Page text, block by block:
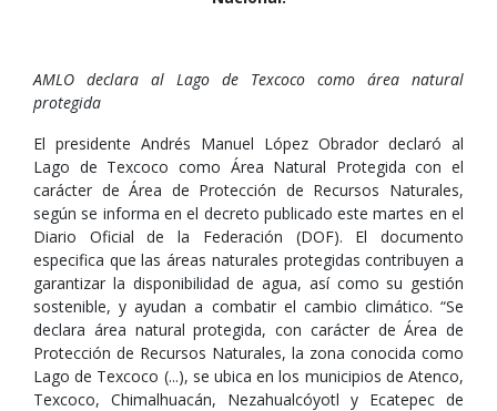
AMLO declara al Lago de Texcoco como área natural
protegida
El presidente Andrés Manuel López Obrador declaró al
Lago de Texcoco como Área Natural Protegida con el
carácter de Área de Protección de Recursos Naturales,
según se informa en el decreto publicado este martes en el
Diario Oficial de la Federación (DOF). El documento
especifica que las áreas naturales protegidas contribuyen a
garantizar la disponibilidad de agua, así como su gestión
sostenible, y ayudan a combatir el cambio climático. “Se
declara área natural protegida, con carácter de Área de
Protección de Recursos Naturales, la zona conocida como
Lago de Texcoco (...), se ubica en los municipios de Atenco,
Texcoco, Chimalhuacán, Nezahualcóyotl y Ecatepec de